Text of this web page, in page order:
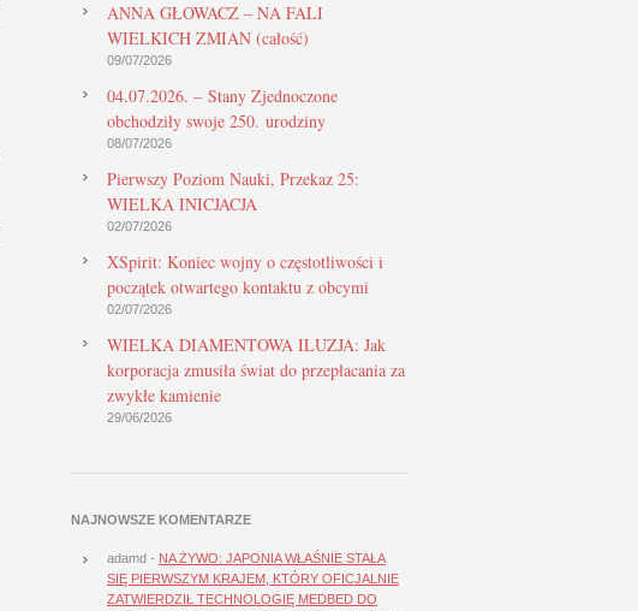
ANNA GŁOWACZ – NA FALI
WIELKICH ZMIAN (całość)
09/07/2026
04.07.2026. – Stany Zjednoczone
obchodziły swoje 250. urodziny
08/07/2026
Pierwszy Poziom Nauki, Przekaz 25:
WIELKA INICJACJA
02/07/2026
XSpirit: Koniec wojny o częstotliwości i
początek otwartego kontaktu z obcymi
02/07/2026
WIELKA DIAMENTOWA ILUZJA: Jak
korporacja zmusiła świat do przepłacania za
zwykłe kamienie
29/06/2026
NAJNOWSZE KOMENTARZE
adamd - NA ŻYWO: JAPONIA WŁAŚNIE STAŁA
SIĘ PIERWSZYM KRAJEM, KTÓRY OFICJALNIE
ZATWIERDZIŁ TECHNOLOGIĘ MEDBED DO